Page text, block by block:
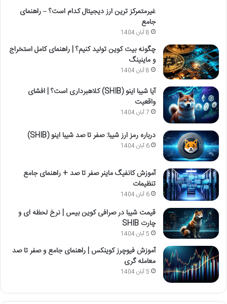
غیرمتمرکز ترین ارز دیجیتال کدام است؟ – راهنمای
جامع
8 آبان 1404
چگونه بیت کوین تولید کنیم؟ | راهنمای کامل استخراج
و ماینینگ
8 آبان 1404
آیا شیبا اینو (SHIB) کلاهبرداری است؟ | افشای
واقعیت
7 آبان 1404
درباره رمز ارز شیبا: صفر تا صد شیبا اینو (SHIB)
6 آبان 1404
آموزش کانفیگ ماینر صفر تا صد + راهنمای جامع
تنظیمات
6 آبان 1404
قیمت شیبا در صرافی کوین بیس | نرخ لحظه ای و
چارت SHIB
5 آبان 1404
آموزش فیوچرز کوینکس | راهنمای جامع و صفر تا صد
معامله گری
5 آبان 1404